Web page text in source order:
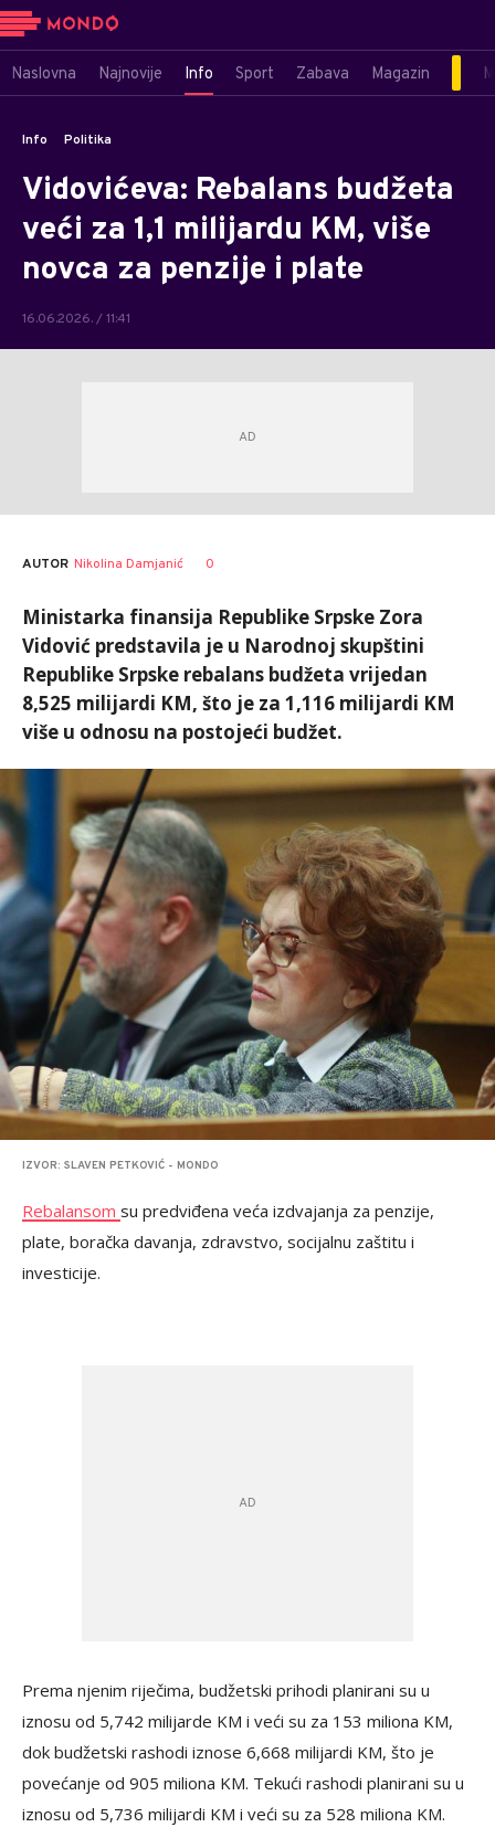
Naslovna Najnovije Info Sport Zabava Magazin
Info Politika
Vidovićeva: Rebalans budžeta
veći za 1,1 milijardu KM, više
novca za penzije i plate
16.06.2026. / 11:41
AUTOR Nikolina Damjanić 0
Ministarka finansija Republike Srpske Zora
Vidović predstavila je u Narodnoj skupštini
Republike Srpske rebalans budžeta vrijedan
8,525 milijardi KM, što je za 1,116 milijardi KM
više u odnosu na postojeći budžet.
IZVOR: SLAVEN PETKOVIĆ - MONDO
Rebalansom su predviđena veća izdvajanja za penzije,
plate, boračka davanja, zdravstvo, socijalnu zaštitu i
investicije.
Prema njenim riječima, budžetski prihodi planirani su u
iznosu od 5,742 milijarde KM i veći su za 153 miliona KM,
dok budžetski rashodi iznose 6,668 milijardi KM, što je
povećanje od 905 miliona KM. Tekući rashodi planirani su u
iznosu od 5,736 milijardi KM i veći su za 528 miliona KM.